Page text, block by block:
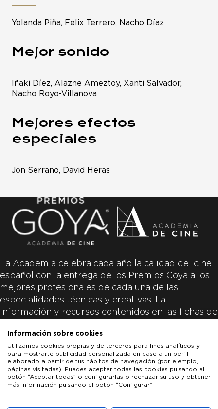
Yolanda Piña, Félix Terrero, Nacho Díaz
Mejor sonido
Iñaki Díez, Alazne Ameztoy, Xanti Salvador,
Nacho Royo-Villanova
Mejores efectos
especiales
Jon Serrano, David Heras
La Academia celebra cada año la calidad del cine
español con la entrega de los Premios Goya a los
mejores profesionales de cada una de las
especialidades técnicas y creativas. La
información y recursos contenidos en las fichas de
productoras de las películas y responsabilidad
única y exclusiva de las mismas.
ACADEMIA DE CINE
PATROCINADORES PRENSA CONTACTO
Información sobre cookies
Utilizamos cookies propias y de terceros para fines analíticos y
para mostrarte publicidad personalizada en base a un perfil
elaborado a partir de tus hábitos de navegación (por ejemplo,
páginas visitadas). Puedes aceptar todas las cookies pulsando el
botón “Aceptar todas” o configurarlas o rechazar su uso y obtener
más información pulsando el botón “Configurar”.